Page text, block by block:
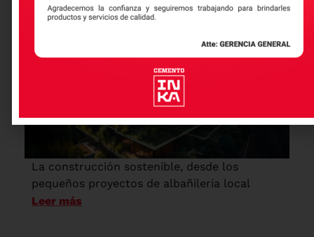
innovación y responsabilidad
ambiental en la industria
La construcción sostenible, desde los
pequeños proyectos de albañilería local
Leer más